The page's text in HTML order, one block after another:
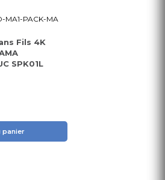
MA1-PACK-MA
Fils 4K
SPK01L
panier